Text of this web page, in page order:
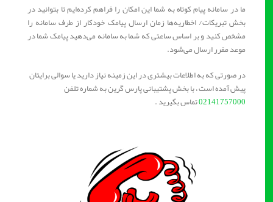
ما در سامانه پیام کوتاه به شما این امکان را فراهم کرده‌ایم تا بتوانید در
بخش تبریکات/ اخطاریه‌ها زمان ارسال پیامک خودکار از طرف سامانه را
مشخص کنید و بر اساس ساعتی که شما به سامانه می‌دهید پیامک شما در
موعد مقرر ارسال می‌شود.
در صورتی که به اطلاعات بیشتری در این زمینه نیاز دارید یا سوالی برایتان
پیش آمده است ، با بخش پشتیبانی پارس گرین به شماره تلفن
02141757000تماس بگیرید .